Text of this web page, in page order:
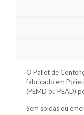
O Pallet de
fabricado em
(PEMD ou PEAD)
Sem soldas ou